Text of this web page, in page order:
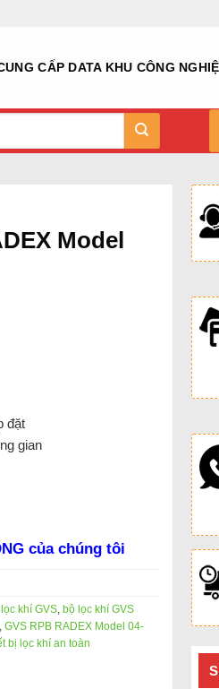
CẤP DATA KHU CÔNG
Model
đặt
gian
của chúng tôi
khí GVS, bộ lọc khí GVS
GVS RPB RADEX Model 04-
bị lọc khí an toàn